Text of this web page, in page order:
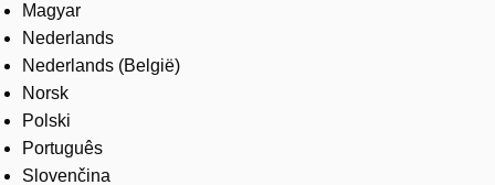
Magyar
Nederlands
Nederlands (België)
Norsk
Polski
Português
Slovenčina